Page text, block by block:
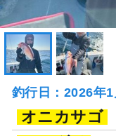
釣行日：2026年
オニカサゴ